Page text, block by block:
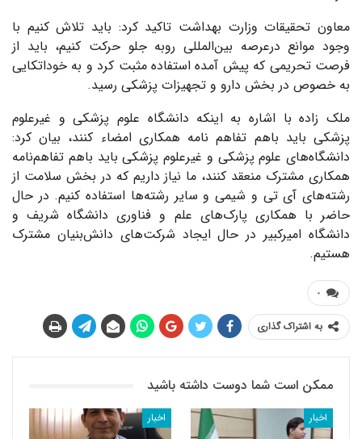
معاون تحقیقات وزارت بهداشت تاکید کرد: باید تلاش کنیم با
وجود موانع درعرصه بین‌المللی روبه جلو حرکت کنیم، باید از
فرصت تحریمی که پیش آمده استفاده مثبت کرد و به خوداتکایی
به خصوص در بخش دارو و تجهیزات پزشکی رسید.
ملک زاده با اشاره به اینکه دانشگاه علوم پزشکی و غیرعلوم
پزشکی باید باهم تفاهم نامه همکاری امضاء کنند، بیان کرد:
دانشگاه‌های علوم پزشکی و غیرعلوم پزشکی باید باهم تفاهم‌نامه
همکاری مشترک منعقد کنند، ما نیاز داریم که در بخش سلامت از
رشته‌های آی تی و شیمی و سایر رشته‌ها استفاده کنیم. در حال
حاضر با همکاری پارک‌های علم و فناوری دانشگاه شریف و
دانشگاه امیرکبیر در حال ایجاد شرکت‌های دانش‌بنیان مشترک
هستیم.
۰
به اشتراک گذاری
ممکن است شما دوست داشته باشید
اخبار اخبار